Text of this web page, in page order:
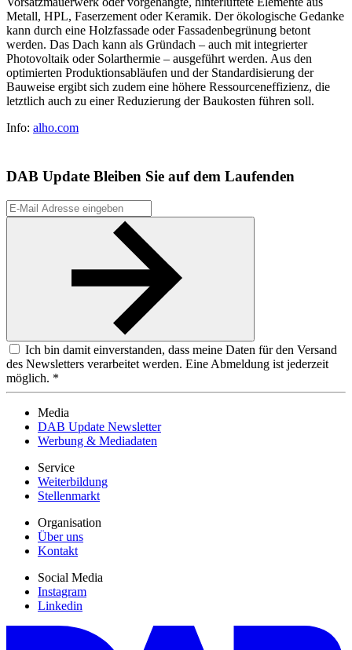
Metall, HPL, Faserzement oder Keramik. Der ökologische Gedanke
kann durch eine Holzfassade oder Fassadenbegrünung betont
werden. Das Dach kann als Gründach – auch mit integrierter
Photovoltaik oder Solarthermie – ausgeführt werden. Aus den
optimierten Produktionsabläufen und der Standardisierung der
Bauweise ergibt sich zudem eine höhere Ressourceneffizienz, die
letztlich auch zu einer Reduzierung der Baukosten führen soll.
Info: alho.com
DAB Update Bleiben Sie auf dem Laufenden
Ich bin damit einverstanden, dass meine Daten für den Versand
des Newsletters verarbeitet werden. Eine Abmeldung ist jederzeit
möglich. *
Media
DAB Update Newsletter
Werbung & Mediadaten
Service
Weiterbildung
Stellenmarkt
Organisation
Über uns
Kontakt
Social Media
Instagram
Linkedin